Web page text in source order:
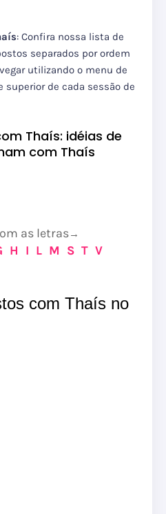
: Confira nossa lista de
separados por ordem
utilizando o menu de
superior de cada sessão de
Thaís: idéias de
com Thaís
as letras→
H I L M S T V
com Thaís no